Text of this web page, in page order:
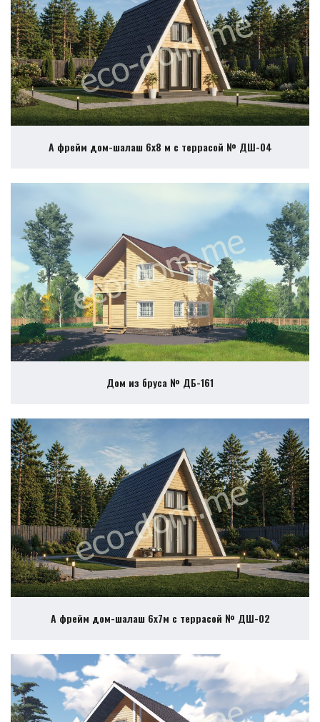
А фрейм дом-шалаш 6х8 м с террасой № ДШ-04
Дом из бруса № ДБ-161
А фрейм дом-шалаш 6х7м с террасой № ДШ-02